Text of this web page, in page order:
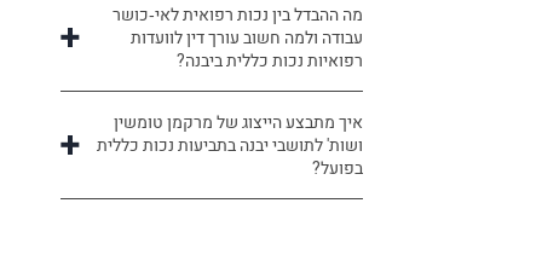
מה ההבדל בין נכות רפואית לאי‑כושר
עבודה ולמה חשוב עורך דין לוועדות
רפואיות נכות כללית ביבנה?
איך מתבצע הייצוג של מרקמן טומשין
ושות' לתושבי יבנה בתביעות נכות כללית
בפועל?